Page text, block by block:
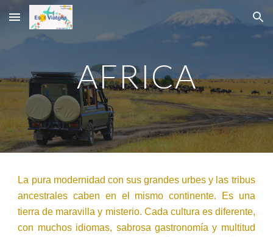
Skip to main content Skip to navigation
AFRICA
La pura modernidad con sus grandes urbes y las tribus
ancestrales caben en el mismo continente. Es una
tierra de maravilla y misterio. Cada cultura es diferente,
con muchos idiomas, sabrosa gastronomía y multitud